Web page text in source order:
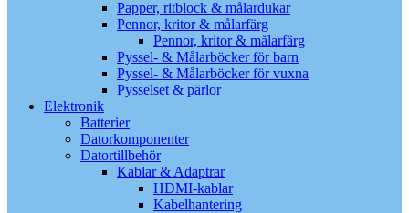
Papper, ritblock & målardukar
Pennor, kritor & målarfärg
Pennor, kritor & målarfärg
Pyssel- & Målarböcker för barn
Pyssel- & Målarböcker för vuxna
Pysselset & pärlor
Elektronik
Batterier
Datorkomponenter
Datortillbehör
Kablar & Adaptrar
HDMI-kablar
Kabelhantering